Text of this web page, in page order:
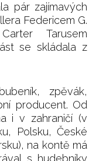
pár zajímavých
Federicem G.
Tarusem
se skládala z
zpěvák,
producent. Od
i v zahraničí (v
Polsku, České
na kontě má
s hudebníky